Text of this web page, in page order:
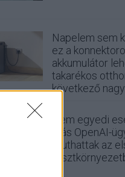
Napelem sem
ez a
akkumulátor
takarékos
következő
Nem egyedi
más OpenAI-
kijuthattak az